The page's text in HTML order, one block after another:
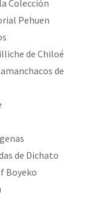
Colección
Pehuen
de Chiloé
de
de Dichato
Boyeko